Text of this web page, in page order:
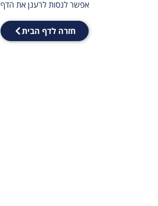
אפשר לנסות לרענן את הדף
חזרה לדף הבית